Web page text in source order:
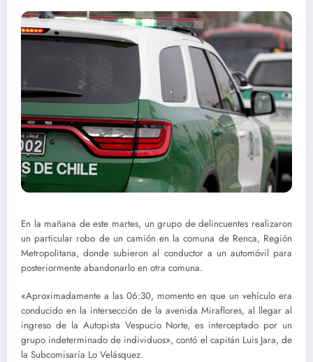
En la mañana de este martes, un grupo de delincuentes realizaron
un particular robo de un camión en la comuna de Renca, Región
Metropolitana, donde subieron al conductor a un automóvil para
posteriormente abandonarlo en otra comuna.
«Aproximadamente a las 06:30, momento en que un vehículo era
conducido en la intersección de la avenida Miraflores, al llegar al
ingreso de la Autopista Vespucio Norte, es interceptado por un
grupo indeterminado de individuos», contó el capitán Luis Jara, de
la Subcomisaría Lo Velásquez.